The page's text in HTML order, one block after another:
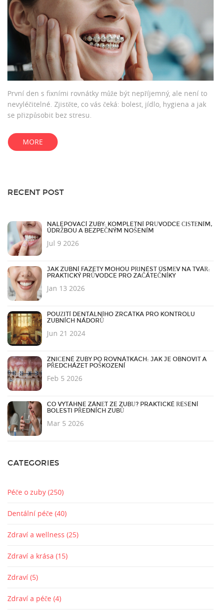
První den s fixními rovnátky může být nepříjemný, ale není to
nevyléčitelné. Zjistěte, co vás čeká: bolest, jídlo, hygiena a jak
se přizpůsobit bez stresu.
MORE
RECENT POST
NALEPOVACÍ ZUBY: KOMPLETNÍ PRŮVODCE ČIŠTĚNÍM,
ÚDRŽBOU A BEZPEČNÝM NOŠENÍM
Jul 9 2026
JAK ZUBNÍ FAZETY MOHOU PŘINÉST ÚSMĚV NA TVÁŘ:
PRAKTICKÝ PRŮVODCE PRO ZAČÁTEČNÍKY
Jan 13 2026
POUŽITÍ DENTÁLNÍHO ZRCÁTKA PRO KONTROLU
ZUBNÍCH NÁDORŮ
Jun 21 2024
ZNIČENÉ ZUBY PO ROVNÁTKÁCH: JAK JE OBNOVIT A
PŘEDCHÁZET POŠKOZENÍ
Feb 5 2026
CO VYTÁHNE ZÁNĚT ZE ZUBŮ? PRAKTICKÉ ŘEŠENÍ
BOLESTI PŘEDNÍCH ZUBŮ
Mar 5 2026
CATEGORIES
Péče o zuby (250)
Dentální péče (40)
Zdraví a wellness (25)
Zdraví a krása (15)
Zdraví (5)
Zdraví a péče (4)